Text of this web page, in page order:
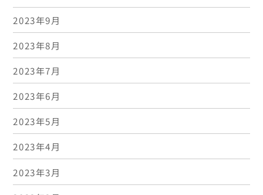
2023年9月
2023年8月
2023年7月
2023年6月
2023年5月
2023年4月
2023年3月